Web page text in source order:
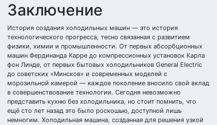
Заключение
История создания холодильных машин — это история
технологического прогресса, тесно связанная с развитием
физики, химии и промышленности. От первых абсорбционных
машин Фердинанда Карре до компрессионных установок Карла
фон Линде, от первых бытовых холодильников General Electric
до советских «Минсков» и современных моделей с
морозильной камерой — каждое поколение вносило свой вклад
в совершенствование технологии. Сегодня невозможно
представить кухню без холодильника, но стоит помнить, что
ещё сто лет назад это было роскошью, доступной лишь
немногим. Холодильная машина, созданная для решения узкой